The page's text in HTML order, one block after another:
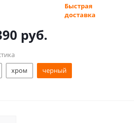
Быстрая
доставка
руб.
хром
черный